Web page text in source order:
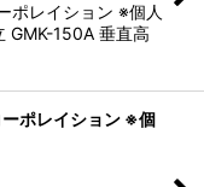
ポレイション ※個人
150A 垂直高
ポレイション ※個